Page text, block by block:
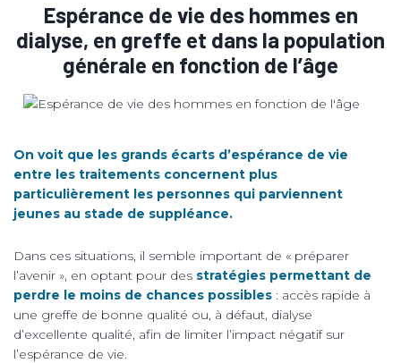
Espérance de vie des hommes en
dialyse, en greffe et dans la population
générale en fonction de l’âge
On voit que les grands écarts d’espérance de vie
entre les traitements concernent plus
particulièrement les personnes qui parviennent
jeunes au stade de suppléance.
Dans ces situations, il semble important de « préparer
l’avenir », en optant pour des stratégies permettant de
perdre le moins de chances possibles : accès rapide à
une greffe de bonne qualité ou, à défaut, dialyse
d’excellente qualité, afin de limiter l’impact négatif sur
l’espérance de vie.